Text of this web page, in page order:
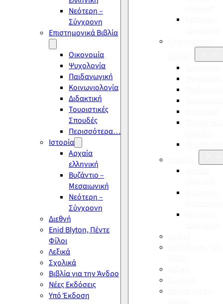
Νεότερη –
Σύγχρονη
Επιστημονικά Βιβλία
Οικονομία
Ψυχολογία
Παιδαγωγική
Κοινωνιολογία
Διδακτική
Τουριστικές
Σπουδές
Περισσότερα…
Ιστορία
Αρχαία
ελληνική
Βυζάντιο –
Μεσαιωνική
Νεότερη –
Σύγχρονη
Διεθνή
Enid Blyton, Πέντε
Φίλοι
Λεξικά
Σχολικά
Βιβλία για την Άνδρο
Νέες Εκδόσεις
Υπό Έκδοση